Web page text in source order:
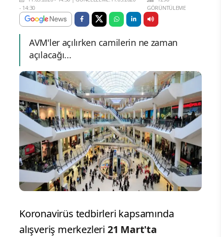
- 14:30
GÖRÜNTÜLEME
AVM'ler açılırken camilerin ne zaman
açılacağı...
Koronavirüs tedbirleri kapsamında
alışveriş merkezleri 21 Mart'ta